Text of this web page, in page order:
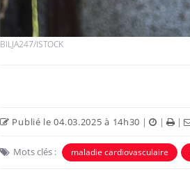
BILJA247/ISTOCK
Publié le 04.03.2025 à 14h30 | | |
Mots clés : maladie cardiovasculaire